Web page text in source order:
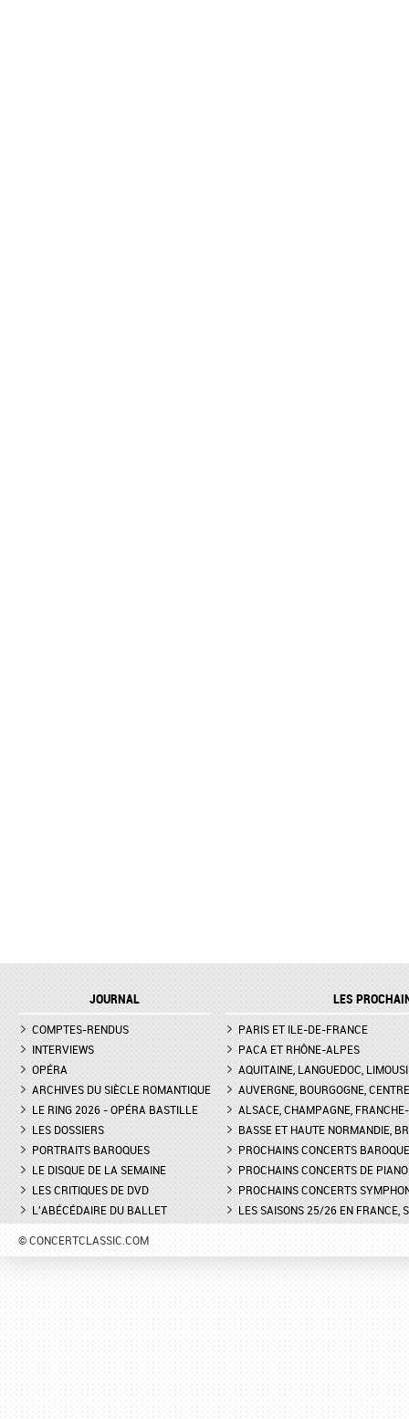
JOURNAL
COMPTES-RENDUS
INTERVIEWS
OPÉRA
ARCHIVES DU SIÈCLE ROMANTIQUE
LE RING 2026 - OPÉRA BASTILLE
LES DOSSIERS
PORTRAITS BAROQUES
LE DISQUE DE LA SEMAINE
LES CRITIQUES DE DVD
L'ABÉCÉDAIRE DU BALLET
LES
PARIS ET ILE-DE-FRANCE
PACA ET RHÔNE-ALPES
AQUITAINE, LANGUEDOC,
AUVERGNE, BOURGOGNE, CENTRE
ALSACE, CHAMPAGNE,
BASSE ET HAUTE NORMANDIE,
PROCHAINS CONCERTS
PROCHAINS CONCERTS DE PIANO
PROCHAINS CONCERTS
LES SAISONS 25/26 EN FRANCE,
© CONCERTCLASSIC.COM